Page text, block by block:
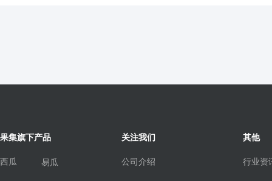
果集旗下产品
西瓜 易瓜
关注我们
公司介绍
其他
行业资